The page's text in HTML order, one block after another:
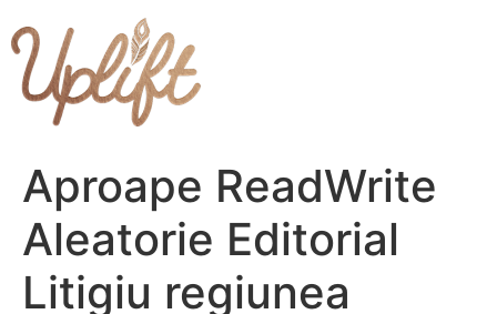
to
content
Aproape ReadWrite
Aleatorie Editorial
Litigiu regiunea